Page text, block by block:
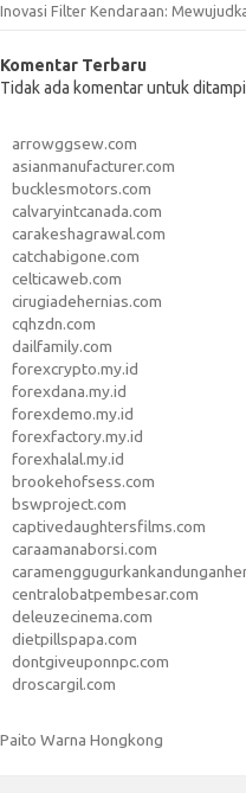
Inovasi Filter Kendaraan:
Komentar Terbaru
Tidak ada komentar untuk
arrowggsew.com
asianmanufacturer.com
bucklesmotors.com
calvaryintcanada.com
carakeshagrawal.com
catchabigone.com
celticaweb.com
cirugiadehernias.com
cqhzdn.com
dailfamily.com
forexcrypto.my.id
forexdana.my.id
forexdemo.my.id
forexfactory.my.id
forexhalal.my.id
brookehofsess.com
bswproject.com
captivedaughtersfilms.com
caraamanaborsi.com
centralobatpembesar.com
deleuzecinema.com
dietpillspapa.com
dontgiveuponnpc.com
droscargil.com
Paito Warna Hongkong